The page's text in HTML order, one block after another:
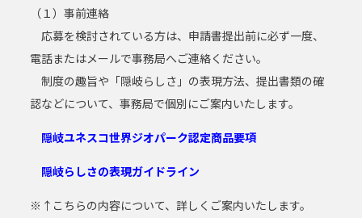
（１）事前連絡
応募を検討されている方は、申請書提出前に必ず一度、
電話またはメールで事務局へご連絡ください。
制度の趣旨や「隠岐らしさ」の表現方法、提出書類の確
認などについて、事務局で個別にご案内いたします。
隠岐ユネスコ世界ジオパーク認定商品要項
隠岐らしさの表現ガイドライン
※↑こちらの内容について、詳しくご案内いたします。